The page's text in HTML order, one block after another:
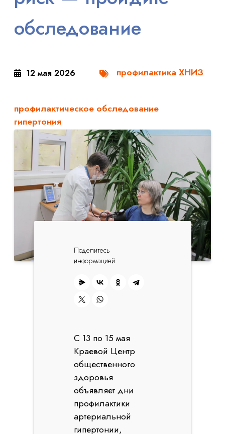
обследование
12 мая 2026 профилактика ХНИЗ
профилактическое обследование
гипертония
Поделитесь
информацией
С 13 по 15 мая
Краевой Центр
общественного
здоровья
объявляет дни
профилактики
артериальной
гипертонии,